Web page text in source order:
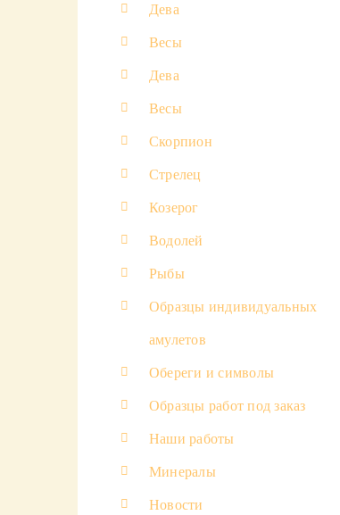
Дева
Весы
Дева
Весы
Скорпион
Стрелец
Козерог
Водолей
Рыбы
Образцы индивидуальных
амулетов
Обереги и символы
Образцы работ под заказ
Наши работы
Минералы
Новости